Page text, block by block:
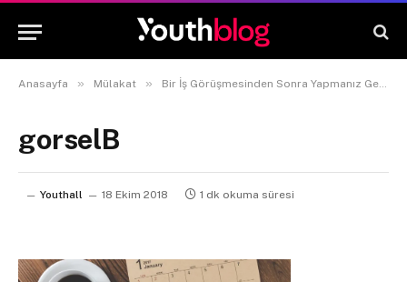
Anasayfa » Mülakat » Bir İş Görüşmesinden Sonra Yapmanız Gereken 4 Şey
gorselB
Youthall 18 Ekim 2018 1 dk okuma süresi